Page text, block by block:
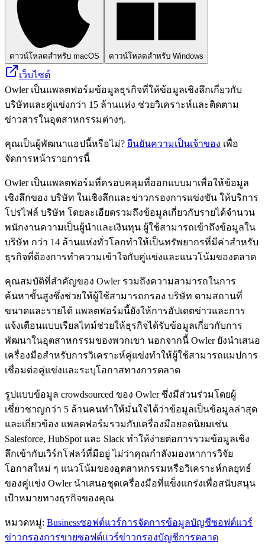
ดาวน์โหลดสำหรับ macOS ดาวน์โหลดสำหรับ Windows
เว็บไซต์
Owler เป็นแพลตฟอร์มข้อมูลธุรกิจที่ให้ข้อมูลเชิงลึกเกี่ยวกับ
บริษัทและคู่แข่งกว่า 15 ล้านแห่ง ช่วยวิเคราะห์และติดตาม
ข่าวสารในอุตสาหกรรมต่างๆ.
คุณเป็นผู้พัฒนาแอปนี้หรือไม่? ยืนยันความเป็นเจ้าของ เพื่อ
จัดการหน้ารายการนี้
Owler เป็นแพลตฟอร์มที่ครอบคลุมที่ออกแบบมาเพื่อให้ข้อมูล
เชิงลึกของ บริษัท ในเชิงลึกและข่าวกรองการแข่งขัน ให้บริการ
โปรไฟล์ บริษัท โดยละเอียดรวมถึงข้อมูลเกี่ยวกับรายได้จำนวน
พนักงานความเป็นผู้นำและเงินทุน ผู้ใช้สามารถเข้าถึงข้อมูลใน
บริษัท กว่า 14 ล้านแห่งทั่วโลกทำให้เป็นทรัพยากรที่มีค่าสำหรับ
ธุรกิจที่ต้องการทำความเข้าใจกับคู่แข่งและแนวโน้มของตลาด
คุณสมบัติที่สำคัญของ Owler รวมถึงความสามารถในการ
ค้นหาขั้นสูงซึ่งช่วยให้ผู้ใช้สามารถกรอง บริษัท ตามสถานที่
ขนาดและรายได้ แพลตฟอร์มนี้ยังให้การอัปเดตข่าวและการ
แจ้งเตือนแบบเรียลไทม์ช่วยให้ธุรกิจได้รับข้อมูลเกี่ยวกับการ
พัฒนาในอุตสาหกรรมของพวกเขา นอกจากนี้ Owler ยังนำเสนอ
เครื่องมือสำหรับการวิเคราะห์คู่แข่งทำให้ผู้ใช้สามารถแมปการ
เชื่อมต่อคู่แข่งและระบุโอกาสทางการตลาด
รูปแบบข้อมูล crowdsourced ของ Owler ซึ่งมีส่วนร่วมโดยผู้
เชี่ยวชาญกว่า 5 ล้านคนทำให้มั่นใจได้ว่าข้อมูลเป็นข้อมูลล่าสุด
และเกี่ยวข้อง แพลตฟอร์มรวมกับเครื่องมือยอดนิยมเช่น
Salesforce, HubSpot และ Slack ทำให้ง่ายต่อการรวมข้อมูลเชิง
ลึกเข้ากับเวิร์กโฟลว์ที่มีอยู่ ไม่ว่าคุณกำลังมองหาการวิจัย
โอกาสใหม่ ๆ แนวโน้มของอุตสาหกรรมหรือวิเคราะห์กลยุทธ์
ของคู่แข่ง Owler นำเสนอชุดเครื่องมือที่แข็งแกร่งเพื่อสนับสนุน
เป้าหมายทางธุรกิจของคุณ
หมวดหมู่: Businessซอฟต์แวร์การจัดการข้อมูลบัญชีซอฟต์แวร์
ข่าวกรองการขายซอฟต์แวร์ข่าวกรองบัญชีการตลาด